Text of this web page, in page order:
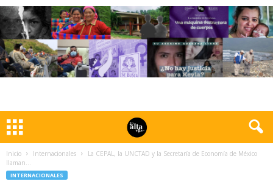
Inicio Internacionales
La CEPAL, la UNCTAD y la Secretaría de Economía de México
llaman...
INTERNACIONALES